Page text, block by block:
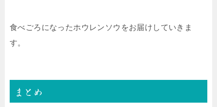
食べごろになったホウレンソウをお届けしていきま
す。
まとめ